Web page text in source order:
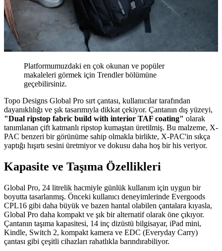
Platformumuzdaki en çok okunan ve popüler
makaleleri görmek için Trendler bölümüne
geçebilirsiniz.
Topo Designs Global Pro sırt çantası, kullanıcılar tarafından
dayanıklılığı ve şık tasarımıyla dikkat çekiyor. Çantanın dış yüzeyi,
"Dual ripstop fabric build with interior TAF coating" olarak
tanımlanan çift katmanlı ripstop kumaştan üretilmiş. Bu malzeme, X-
PAC benzeri bir görünüme sahip olmakla birlikte, X-PAC'in sıkça
yaptığı hışırtı sesini üretmiyor ve dokusu daha hoş bir his veriyor.
Kapasite ve Taşıma Özellikleri
Global Pro, 24 litrelik hacmiyle günlük kullanım için uygun bir
boyutta tasarlanmış. Önceki kullanıcı deneyimlerinde Evergoods
CPL16 gibi daha büyük ve bazen hantal olabilen çantalara kıyasla,
Global Pro daha kompakt ve şık bir alternatif olarak öne çıkıyor.
Çantanın taşıma kapasitesi, 14 inç dizüstü bilgisayar, iPad mini,
Kindle, Switch 2, kompakt kamera ve EDC (Everyday Carry)
çantası gibi çeşitli cihazları rahatlıkla barındırabiliyor.